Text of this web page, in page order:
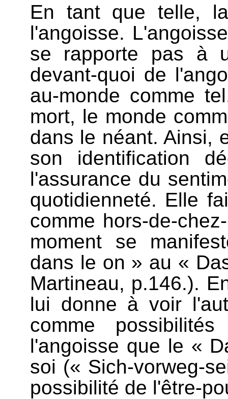
En tant que telle,
l'angoisse.
se rapporte pas à
devant-quoi de
au-monde comme
mort, le monde
dans le néant. Ainsi,
son identification
l'assurance du
quotidienneté. Elle
comme hors-de-
moment se
dans le on » au «
Martineau, p.146.).
lui donne à voir
comme
l'angoisse que le «
soi (« Sich-vorweg-
possibilité de l'être-